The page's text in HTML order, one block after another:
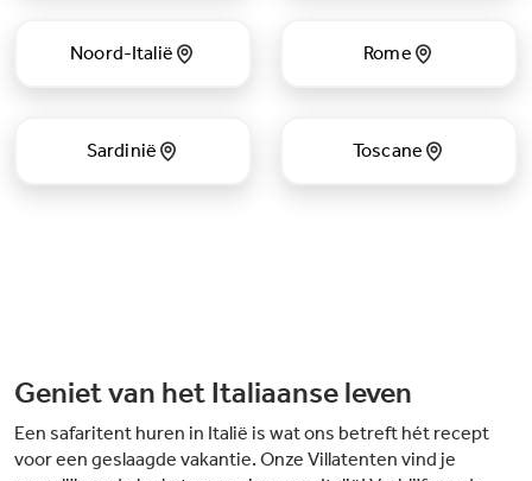
Noord-Italië Rome
Sardinië Toscane
Geniet van het Italiaanse leven
Een safaritent huren in Italië is wat ons betreft hét recept
voor een geslaagde vakantie. Onze Villatenten vind je